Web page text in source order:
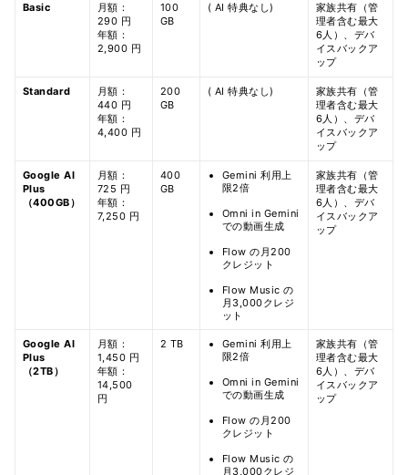
Basic
月額：
290 円
年額：
2,900 円
100
GB
( AI 特典なし)
家族共有（管
理者含む最大
6人）、デバ
イスバックア
ップ
Standard
月額：
440 円
年額：
4,400 円
200
GB
( AI 特典なし)
家族共有（管
理者含む最大
6人）、デバ
イスバックア
ップ
Google AI
Plus
（400GB）
月額：
725 円
年額：
7,250 円
400
GB
Gemini 利用上
限2倍
Omni in Gemini
での動画生成
Flow の月200
クレジット
Flow Music の
月3,000クレジ
ット
家族共有（管
理者含む最大
6人）、デバ
イスバックア
ップ
Google AI
Plus
（2TB）
月額：
1,450 円
年額：
14,500
円
2 TB
Gemini 利用上
限2倍
Omni in Gemini
での動画生成
Flow の月200
クレジット
Flow Music の
月3,000クレジ
家族共有（管
理者含む最大
6人）、デバ
イスバックア
ップ